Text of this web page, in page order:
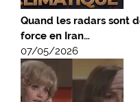
Quand les radars sont
force en Iran…
07/05/2026